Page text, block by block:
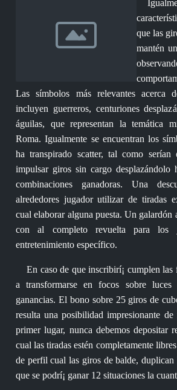
que las
mantén
Las símbolos más relevantes acerca
incluyen guerreros, centuriones
águilas, que representan la temática
Roma. Igualmente se encuentran los
ha transpirado scatter, tal como
impulsar giros sin cargo desplazándolo
combinaciones ganadoras. Una
alrededores jugador utilizar de tiradas
cual elaborar alguna puesta. Un galardón
con al completo revuelta para los
entretenimiento específico.
En caso de que inscribirí¡ cumplen las
a transformarse en focos sobre luces
ganancias. El bono sobre 25 giros de
resulta una posibilidad impresionante de
primer lugar, nunca debemos depositar
cual las tiradas estén completamente
de perfil cual las giros de balde, duplican
que se podrí¡ ganar 12 situaciones la